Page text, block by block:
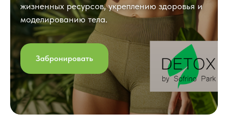
жизненных ресурсов, укреплению здоровья и
моделированию тела.
Забронировать